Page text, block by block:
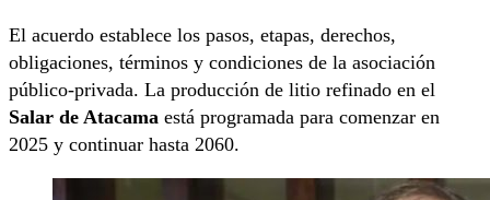
El acuerdo establece los pasos, etapas, derechos,
obligaciones, términos y condiciones de la asociación
público-privada. La producción de litio refinado en el
Salar de Atacama está programada para comenzar en
2025 y continuar hasta 2060.